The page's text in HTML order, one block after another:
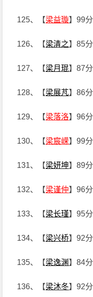
125、【梁益璇】99分
126、【梁清之】85分
127、【梁月琨】87分
128、【梁展芃】86分
129、【梁落洛】96分
130、【梁宸嵘】99分
131、【梁妍坤】89分
132、【梁谨仲】96分
133、【梁长瑾】95分
134、【梁兴桥】92分
135、【梁逸渊】84分
136、【梁沐冬】92分